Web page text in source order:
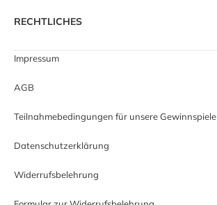
RECHTLICHES
Impressum
AGB
Teilnahmebedingungen für unsere Gewinnspiele
Datenschutzerklärung
Widerrufsbelehrung